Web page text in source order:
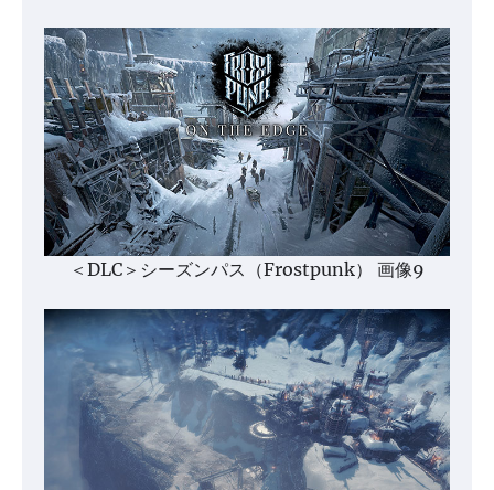
＜DLC＞シーズンパス（Frostpunk） 画像9